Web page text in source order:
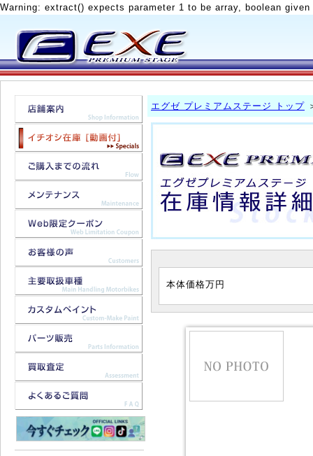
Warning: extract() expects parameter 1 to be array, boolean
エグゼ プレミアムステージ トップ
本体価格万円